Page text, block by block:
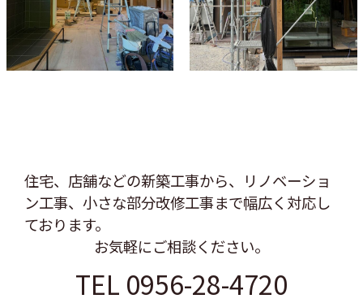
住宅、店舗などの新築工事から、リノベーショ
ン工事、 小さな部分改修工事まで幅広く対応し
ております。
お気軽にご相談ください。
TEL 0956-28-4720